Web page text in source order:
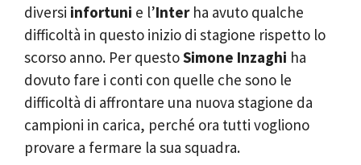
diversi infortuni e l’Interha avuto qualche
difficoltà in questo inizio di stagione rispetto lo
scorso anno. Per questoSimone Inzaghi ha
dovuto fare i conti con quelle che sono le
difficoltà di affrontare una nuova stagione da
campioni in carica, perché ora tutti vogliono
provare a fermare la sua squadra.